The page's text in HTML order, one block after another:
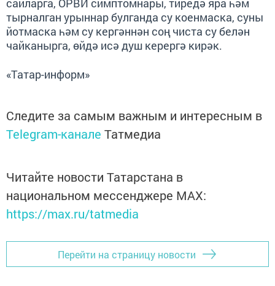
сайларга, ОРВИ симптомнары, тиредә яра һәм
тырналган урыннар булганда су коенмаска, суны
йотмаска һәм су кергәннән соң чиста су белән
чайканырга, өйдә исә душ керергә кирәк.
«Татар-информ»
Следите за самым важным и интересным в
Telegram-канале Татмедиа
Читайте новости Татарстана в
национальном мессенджере MАХ:
https://max.ru/tatmedia
Перейти на страницу новости